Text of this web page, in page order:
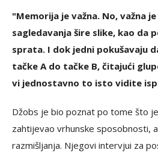
"Memorija je važna. No, važna
sagledavanja šire slike, kao da
sprata. I dok jedni pokušavaju
tačke A do tačke B, čitajući
vi jednostavno to isto vidite
Džobs je bio poznat po tome što
zahtijevao vrhunske sposobnosti,
razmišljanja. Njegovi intervjui za